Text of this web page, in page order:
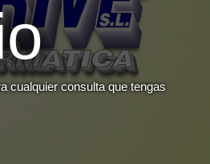
cualquier consulta que tengas